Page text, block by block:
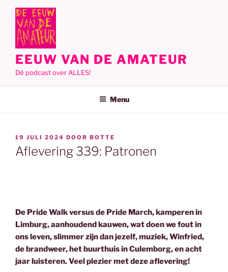
inhoud
EEUW VAN DE AMATEUR
Dé podcast over ALLES!
Menu
GEPLAATST
OP
19 JULI 2024 DOOR BOTTE
Aflevering 339: Patronen
De Pride Walk versus de Pride March, kamperen in
Limburg, aanhoudend kauwen, wat doen we fout in
ons leven, slimmer zijn dan jezelf, muziek, Winfried,
de brandweer, het buurthuis in Culemborg, en acht
jaar luisteren. Veel plezier met deze aflevering!